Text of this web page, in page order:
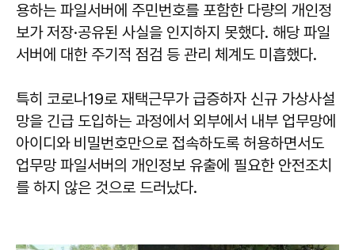
용하는 파일서버에 주민번호를 포함한 다량의 개인정
보가 저장·공유된 사실을 인지하지 못했다. 해당 파일
서버에 대한 주기적 점검 등 관리 체계도 미흡했다.
특히 코로나19로 재택근무가 급증하자 신규 가상사설
망을 긴급 도입하는 과정에서 외부에서 내부 업무망에
아이디와 비밀번호만으로 접속하도록 허용하면서도
업무망 파일서버의 개인정보 유출에 필요한 안전조치
를 하지 않은 것으로 드러났다.